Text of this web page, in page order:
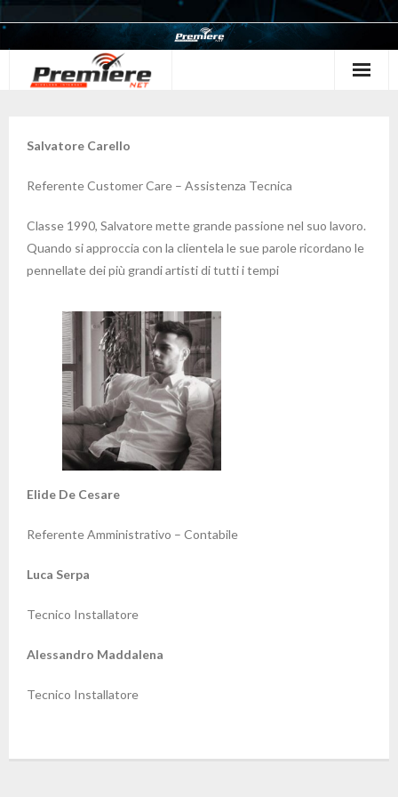
Chi siamo
Blog
OFFERTE
Partner
Contatti
TERMINI E CONDIZIONI
POLITICA DI RIMBORSO E RESI
POLITICA DI CANCELLAZIONE E RECESSO
SERVIZIO
INFORMATIVA SULLA PRIVACY
INFORMATIVA PRIVACY (WHATSAPP BUSINESS API)
AREA CLIENTI
Salvatore Carello
Referente Customer Care – Assistenza Tecnica
Classe 1990, Salvatore mette grande passione nel suo lavoro.
Quando si approccia con la clientela le sue parole ricordano le
pennellate dei più grandi artisti di tutti i tempi
Elide De Cesare
Referente Amministrativo – Contabile
Luca Serpa
Tecnico Installatore
Alessandro Maddalena
Tecnico Installatore